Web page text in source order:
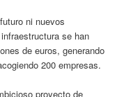
ni nuevos
se han
de euros, generando
200 empresas.
proyecto de